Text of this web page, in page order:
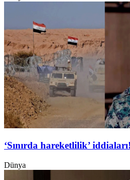
‘Sınırda hareketlilik’
Dünya